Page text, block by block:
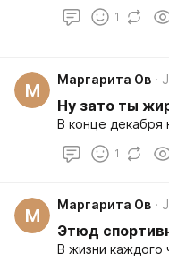
1
М
Маргарита Ов
Ну зато ты
В конце декабря
1
М
Маргарита Ов
Этюд
В жизни каждого